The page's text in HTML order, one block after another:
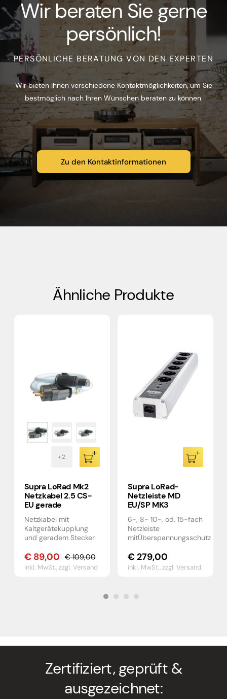
Wir beraten Sie gerne
persönlich!
PERSÖNLICHE BERATUNG VON DEN EXPERTEN
Wir bieten Ihnen verschiedene Kontaktmöglichkeiten, um Sie
bestmöglich nach Ihren Wünschen beraten zu können.
Zu den Kontaktinformationen
Ähnliche Produkte
Supra LoRad Mk2
Netzkabel 2.5 CS-
EU gerade
Netzkabel mit
Kaltgerätekupplung
und geradem Stecker
€109,00
Ursprünglicher
Preis
€89,00
Aktueller
Preis
inkl. MwSt.,zzgl. Versand
Supra LoRad-
Netzleiste MD
EU/SP MK3
6-, 8- 10-, od. 15-fach
Netzleiste
mitÜberspannungsschutz
€279,00
inkl. MwSt.,zzgl. Versand
Zertifiziert, geprüft &
ausgezeichnet: